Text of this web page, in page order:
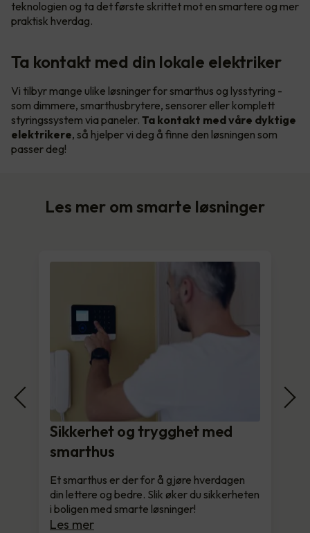
teknologien og ta det første skrittet mot en smartere og mer
praktisk hverdag.
Ta kontakt med din lokale elektriker
Vi tilbyr mange ulike løsninger for smarthus og lysstyring -
som dimmere, smarthusbrytere, sensorer eller komplett
styringssystem via paneler. Ta kontakt med våre dyktige
elektrikere, så hjelper vi deg å finne den løsningen som
passer deg!
Les mer om smarte løsninger
Sikkerhet og trygghet med
smarthus
Et smarthus er der for å gjøre hverdagen
din lettere og bedre. Slik øker du sikkerheten
i boligen med smarte løsninger!
Les mer